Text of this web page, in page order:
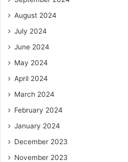
August 2024
July 2024
June 2024
May 2024
April 2024
March 2024
February 2024
January 2024
December 2023
November 2023